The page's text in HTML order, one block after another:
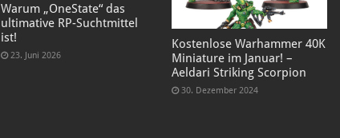
Warum „OneState“ das
ultimative RP-Suchtmittel
ist!
23. Juni 2026
Kostenlose Warhammer 40K
Miniature im Januar! –
Aeldari Striking Scorpion
30. Dezember 2024